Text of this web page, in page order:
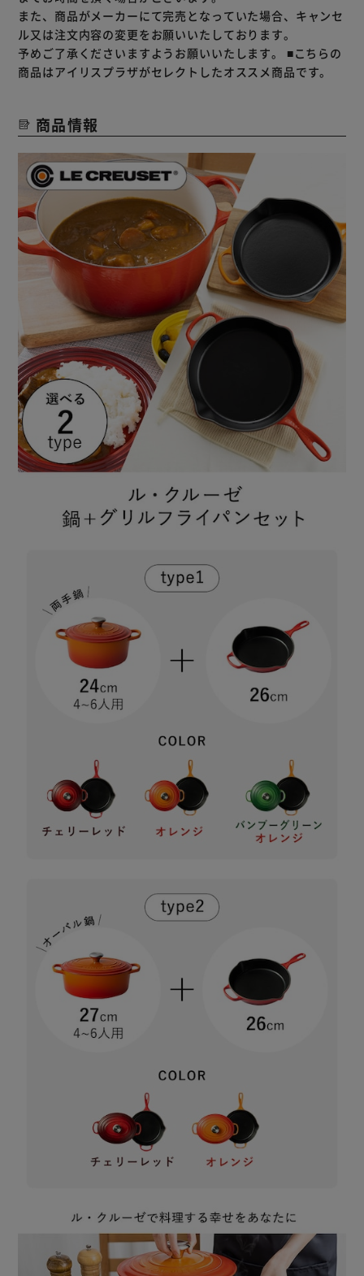
大型ハンドルと逆側にも持ち手がついているから、キッチン
から食卓への持ち運びにも便利。
IH・直火、オーブン、ハロゲンヒーターなど幅広い熱源に対
応しており、食洗器も使用できます。
また、商品がメーカーにて完売となっていた場合、キャンセ
ル又は注文内容の変更をお願いいたしております。
予めご了承くださいますようお願いいたします。 ■こちらの
商品はアイリスプラザがセレクトしたオススメ商品です。
商品情報